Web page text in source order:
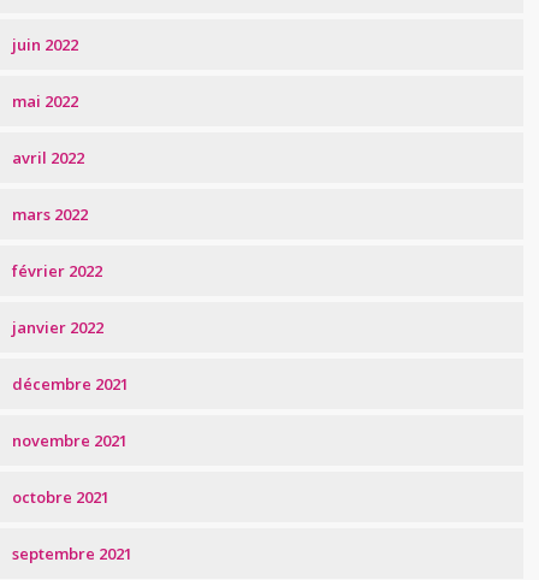
juin 2022
mai 2022
avril 2022
mars 2022
février 2022
janvier 2022
décembre 2021
novembre 2021
octobre 2021
septembre 2021